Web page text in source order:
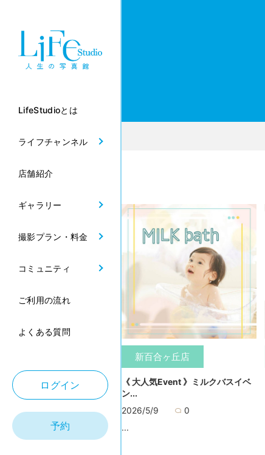
LifeStudioとは
ライフチャンネル
店舗紹介
ギャラリー
撮影プラン・料金
コミュニティ
ご利用の流れ
よくある質問
ログイン
予約
新百合ヶ丘店
《 大人気Event 》ミルクバスイベ
ン...
2026/5/9
0
...